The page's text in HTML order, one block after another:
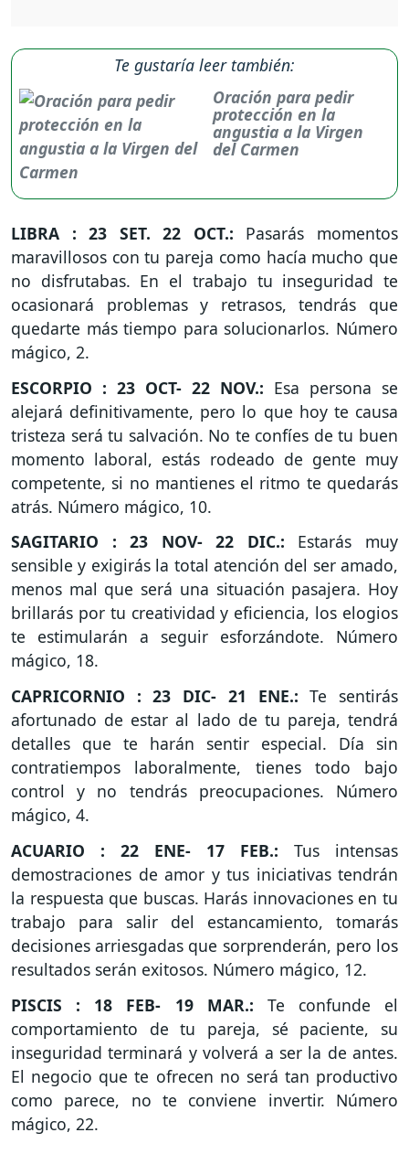
Te gustaría leer también:
Oración para pedir
protección en la
angustia a la Virgen
del Carmen
LIBRA : 23 SET. 22 OCT.: Pasarás momentos
maravillosos con tu pareja como hacía mucho que
no disfrutabas. En el trabajo tu inseguridad te
ocasionará problemas y retrasos, tendrás que
quedarte más tiempo para solucionarlos. Número
mágico, 2.
ESCORPIO : 23 OCT- 22 NOV.: Esa persona se
alejará definitivamente, pero lo que hoy te causa
tristeza será tu salvación. No te confíes de tu buen
momento laboral, estás rodeado de gente muy
competente, si no mantienes el ritmo te quedarás
atrás. Número mágico, 10.
SAGITARIO : 23 NOV- 22 DIC.: Estarás muy
sensible y exigirás la total atención del ser amado,
menos mal que será una situación pasajera. Hoy
brillarás por tu creatividad y eficiencia, los elogios
te estimularán a seguir esforzándote. Número
mágico, 18.
CAPRICORNIO : 23 DIC- 21 ENE.:Te sentirás
afortunado de estar al lado de tu pareja, tendrá
detalles que te harán sentir especial. Día sin
contratiempos laboralmente, tienes todo bajo
control y no tendrás preocupaciones. Número
mágico, 4.
ACUARIO : 22 ENE- 17 FEB.: Tus intensas
demostraciones de amor y tus iniciativas tendrán
la respuesta que buscas. Harás innovaciones en tu
trabajo para salir del estancamiento, tomarás
decisiones arriesgadas que sorprenderán, pero los
resultados serán exitosos. Número mágico, 12.
PISCIS : 18 FEB- 19 MAR.: Te confunde el
comportamiento de tu pareja, sé paciente, su
inseguridad terminará y volverá a ser la de antes.
El negocio que te ofrecen no será tan productivo
como parece, no te conviene invertir. Número
mágico, 22.